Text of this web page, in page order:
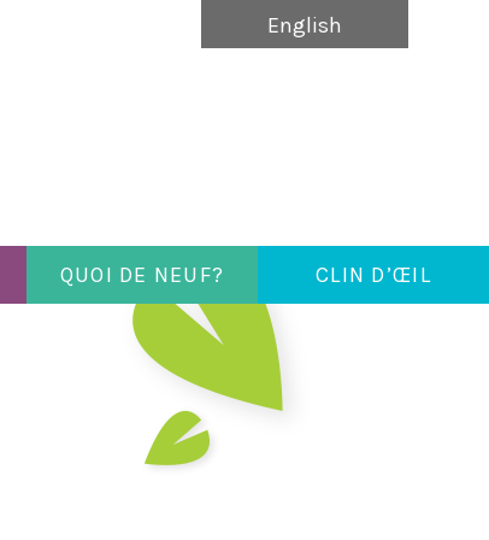
English
QUOI DE NEUF? CLIN D’ŒIL